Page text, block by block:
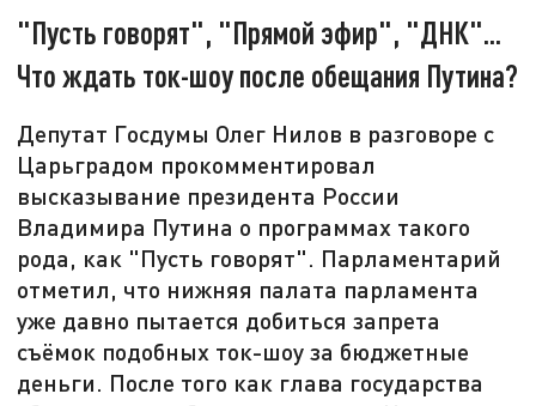
"Пусть говорят", "Прямой эфир", "ДНК"...
Что ждать ток-шоу после обещания Путина?
Депутат Госдумы Олег Нилов в разговоре с
Царьградом прокомментировал
высказывание президента России
Владимира Путина о программах такого
рода, как "Пусть говорят". Парламентарий
отметил, что нижняя палата парламента
уже давно пытается добиться запрета
съёмок подобных ток-шоу за бюджетные
деньги. После того как глава государства